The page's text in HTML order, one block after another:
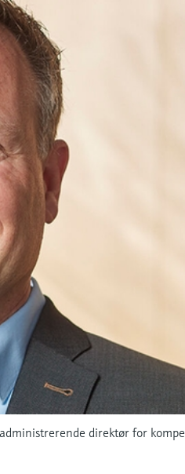
direktør for